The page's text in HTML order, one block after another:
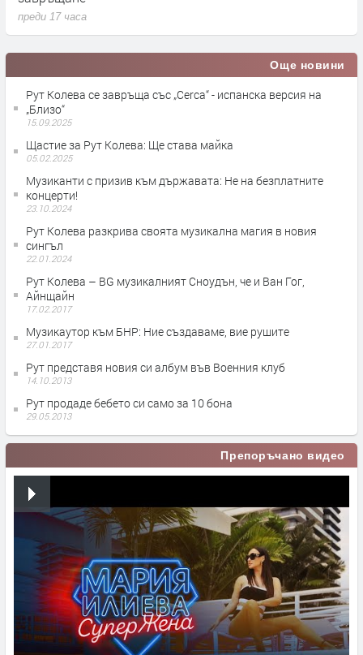
преди 17 часа
Още новини
Рут Колева се завръща със „Cerca“ - испанскa версия на
„Близо“
15.09.2025
Щастие за Рут Колева: Ще става майка
05.02.2025
Музиканти с призив към държавата: Не на безплатните
концерти!
23.10.2024
Рут Колева разкрива своята музикална магия в новия
сингъл
22.01.2024
Рут Колева – BG музикалният Сноудън, че и Ван Гог,
Айнщайн
17.02.2017
Музикаутор към БНР: Ние създаваме, вие рушите
27.01.2017
Рут представя новия си албум във Военния клуб
14.10.2013
Рут продаде бебето си само за 10 бона
29.05.2013
Препоръчано видео